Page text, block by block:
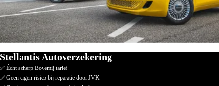
Stellantis Autoverzekering
✅ Écht scherp Bovemij tarief
✅ Geen eigen risico bij reparatie door JVK